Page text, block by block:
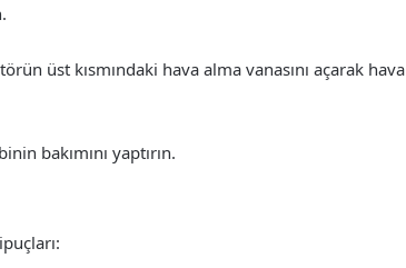
üst kısmındaki hava alma vanasını açarak hava
bakımını yaptırın.